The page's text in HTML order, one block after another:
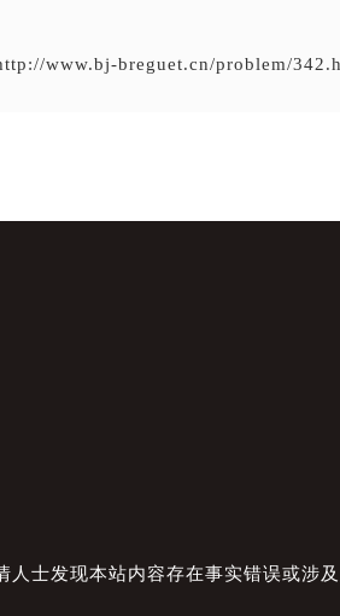
www.bj-breguet.cn/problem/
人士发现本站内容存在事实错误或涉